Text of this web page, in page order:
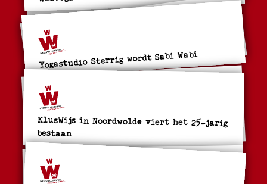
Yogastudio Sterrig wordt Sabi Wabi
KlusWijs in Noordwolde viert het 25-jarig
bestaan